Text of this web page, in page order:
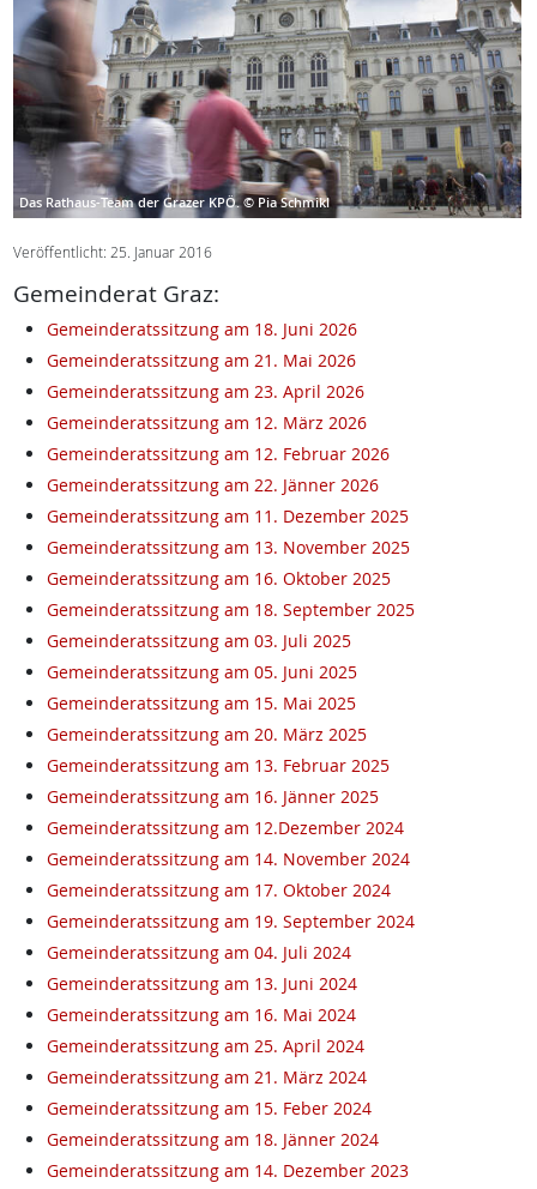
Das Rathaus-Team der Grazer KPÖ.© Pia Schmikl
Veröffentlicht: 25. Januar 2016
Gemeinderat Graz:
Gemeinderatssitzung am 18. Juni 2026
Gemeinderatssitzung am 21. Mai 2026
Gemeinderatssitzung am 23. April 2026
Gemeinderatssitzung am 12. März 2026
Gemeinderatssitzung am 12. Februar 2026
Gemeinderatssitzung am 22. Jänner 2026
Gemeinderatssitzung am 11. Dezember 2025
Gemeinderatssitzung am 13. November 2025
Gemeinderatssitzung am 16. Oktober 2025
Gemeinderatssitzung am 18. September 2025
Gemeinderatssitzung am 03. Juli 2025
Gemeinderatssitzung am 05. Juni 2025
Gemeinderatssitzung am 15. Mai 2025
Gemeinderatssitzung am 20. März 2025
Gemeinderatssitzung am 13. Februar 2025
Gemeinderatssitzung am 16. Jänner 2025
Gemeinderatssitzung am 12.Dezember 2024
Gemeinderatssitzung am 14. November 2024
Gemeinderatssitzung am 17. Oktober 2024
Gemeinderatssitzung am 19. September 2024
Gemeinderatssitzung am 04. Juli 2024
Gemeinderatssitzung am 13. Juni 2024
Gemeinderatssitzung am 16. Mai 2024
Gemeinderatssitzung am 25. April 2024
Gemeinderatssitzung am 21. März 2024
Gemeinderatssitzung am 15. Feber 2024
Gemeinderatssitzung am 18. Jänner 2024
Gemeinderatssitzung am 14. Dezember 2023